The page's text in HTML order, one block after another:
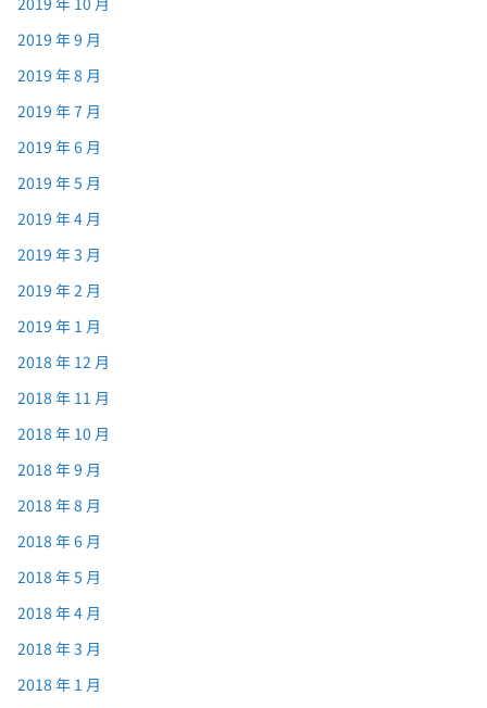
2019 年 9 月
2019 年 8 月
2019 年 7 月
2019 年 6 月
2019 年 5 月
2019 年 4 月
2019 年 3 月
2019 年 2 月
2019 年 1 月
2018 年 12 月
2018 年 11 月
2018 年 10 月
2018 年 9 月
2018 年 8 月
2018 年 6 月
2018 年 5 月
2018 年 4 月
2018 年 3 月
2018 年 1 月